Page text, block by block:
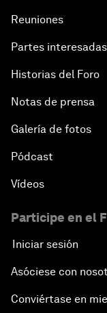
Reuniones
Partes interesadas
Historias del Foro
Notas de prensa
Galería de fotos
Pódcast
Vídeos
Participe en el
Iniciar sesión
Asóciese con
Conviértase en